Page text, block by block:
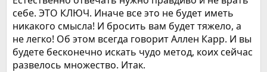
себе. ЭТО КЛЮЧ. Иначе все это не будет иметь
никакого смысла! И бросить вам будет тяжело, а
не легко! Об этом всегда говорит Аллен Карр. И вы
будете бесконечно искать чудо метод, коих сейчас
развелось множество. Итак.